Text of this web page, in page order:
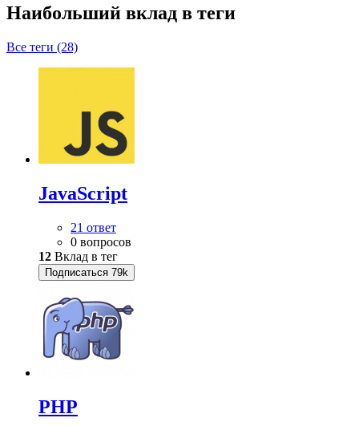
Наибольший вклад в теги
Все теги (28)
JavaScript
21 ответ
0 вопросов
12 Вклад в тег
Подписаться 79k
PHP